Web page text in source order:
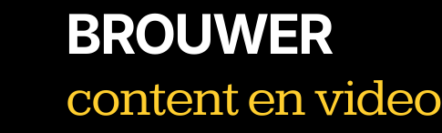
BROUWER
content en video